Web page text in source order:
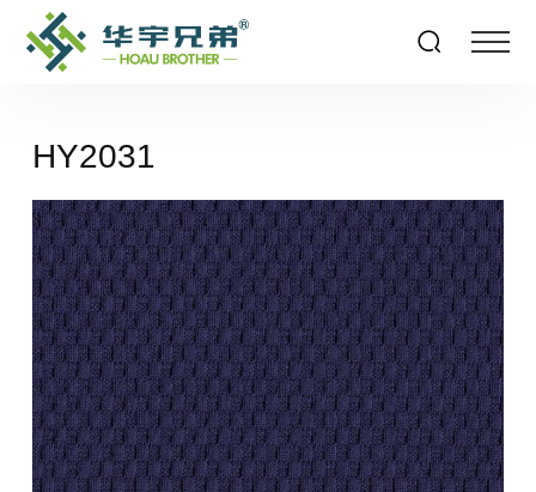
HY2031